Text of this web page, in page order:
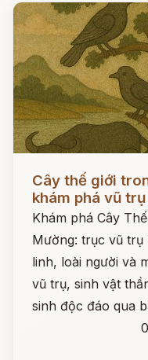
Cây thế giới
khám phá vũ
Khám phá Cây
Mường: trục vũ
linh, loài người và
vũ trụ, sinh vật
sinh độc đáo qua